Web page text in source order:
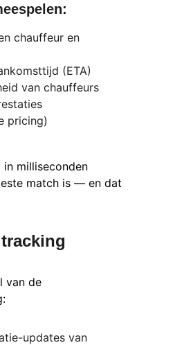
chauffeur en
(ETA)
van chauffeurs
pricing)
milliseconden
match is — en dat
van de
updates van